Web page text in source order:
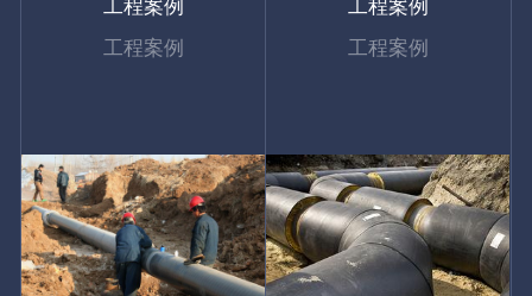
工程案例
工程案例
工程案例
工程案例